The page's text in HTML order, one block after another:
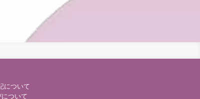
について
ついて